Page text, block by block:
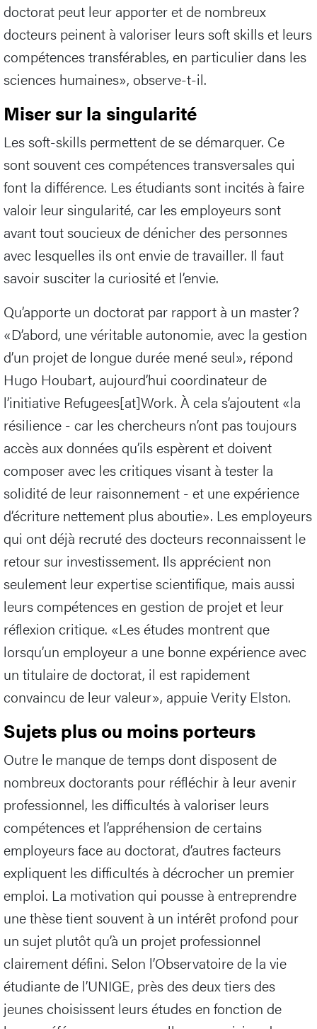
doctorat peut leur apporter et de nombreux
docteurs peinent à valoriser leurs soft skills et leurs
compétences transférables, en particulier dans les
sciences humaines», observe-t-il.
Miser sur la singularité
Les soft-skills permettent de se démarquer. Ce
sont souvent ces compétences transversales qui
font la différence. Les étudiants sont incités à faire
valoir leur singularité, car les employeurs sont
avant tout soucieux de dénicher des personnes
avec lesquelles ils ont envie de travailler. Il faut
savoir susciter la curiosité et l’envie.
Qu’apporte un doctorat par rapport à un master?
«D’abord, une véritable autonomie, avec la gestion
d’un projet de longue durée mené seul», répond
Hugo Houbart, aujourd’hui coordinateur de
l’initiative Refugees[at]Work. À cela s’ajoutent «la
résilience - car les chercheurs n’ont pas toujours
accès aux données qu’ils espèrent et doivent
composer avec les critiques visant à tester la
solidité de leur raisonnement - et une expérience
d’écriture nettement plus aboutie». Les employeurs
qui ont déjà recruté des docteurs reconnaissent le
retour sur investissement. Ils apprécient non
seulement leur expertise scientifique, mais aussi
leurs compétences en gestion de projet et leur
réflexion critique. «Les études montrent que
lorsqu’un employeur a une bonne expérience avec
un titulaire de doctorat, il est rapidement
convaincu de leur valeur», appuie Verity Elston.
Sujets plus ou moins porteurs
Outre le manque de temps dont disposent de
nombreux doctorants pour réfléchir à leur avenir
professionnel, les difficultés à valoriser leurs
compétences et l’appréhension de certains
employeurs face au doctorat, d’autres facteurs
expliquent les difficultés à décrocher un premier
emploi. La motivation qui pousse à entreprendre
une thèse tient souvent à un intérêt profond pour
un sujet plutôt qu’à un projet professionnel
clairement défini. Selon l’Observatoire de la vie
étudiante de l’UNIGE, près des deux tiers des
jeunes choisissent leurs études en fonction de